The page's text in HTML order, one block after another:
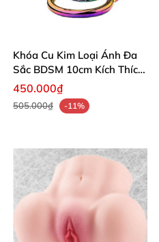
Khóa Cu Kim Loại Ánh Đa
Sắc BDSM 10cm Kích Thích
Cao
450.000₫
505.000₫ -11%